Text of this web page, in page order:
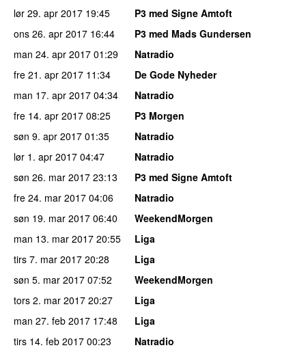
lør 29. apr 2017 19:45
P3 med Signe Amtoft
ons 26. apr 2017 16:44
P3 med Mads Gundersen
man 24. apr 2017 01:29
Natradio
fre 21. apr 2017 11:34
De Gode Nyheder
man 17. apr 2017 04:34
Natradio
fre 14. apr 2017 08:25
P3 Morgen
søn 9. apr 2017 01:35
Natradio
lør 1. apr 2017 04:47
Natradio
søn 26. mar 2017 23:13
P3 med Signe Amtoft
fre 24. mar 2017 04:06
Natradio
søn 19. mar 2017 06:40
WeekendMorgen
man 13. mar 2017 20:55
Liga
tirs 7. mar 2017 20:28
Liga
søn 5. mar 2017 07:52
WeekendMorgen
tors 2. mar 2017 20:27
Liga
man 27. feb 2017 17:48
Liga
tirs 14. feb 2017 00:23 Natradio